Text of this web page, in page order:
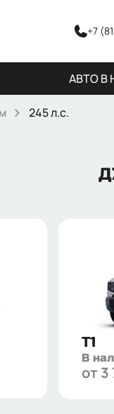
+7
АВТО В
245 л.с.
T1
В
от 3